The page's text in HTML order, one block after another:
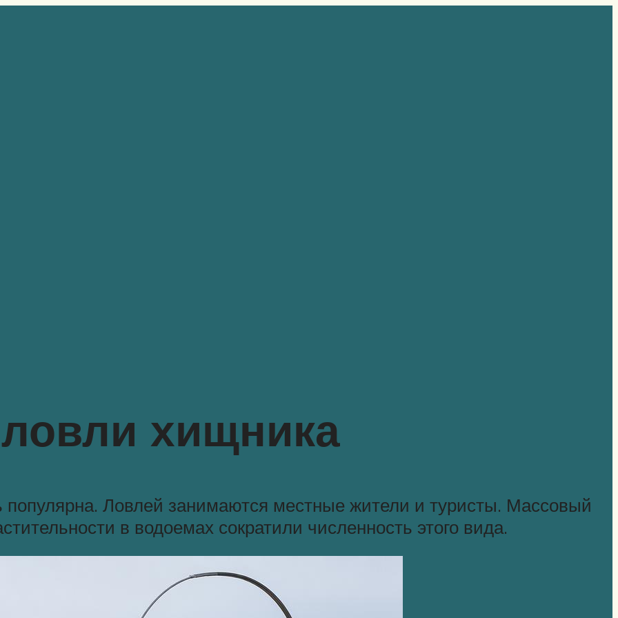
хищника
популярна. Ловлей занимаются местные жители и туристы. Массовый
в водоемах сократили численность этого вида.